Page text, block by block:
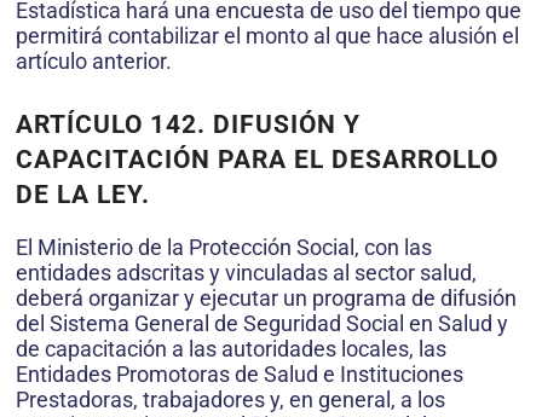
Estadística hará una encuesta de uso del tiempo que
permitirá contabilizar el monto al que hace alusión el
artículo anterior.
ARTÍCULO 142. DIFUSIÓN Y
CAPACITACIÓN PARA EL DESARROLLO
DE LA LEY.
El Ministerio de la Protección Social, con las
entidades adscritas y vinculadas al sector salud,
deberá organizar y ejecutar un programa de difusión
del Sistema General de Seguridad Social en Salud y
de capacitación a las autoridades locales, las
Entidades Promotoras de Salud e Instituciones
Prestadoras, trabajadores y, en general, a los